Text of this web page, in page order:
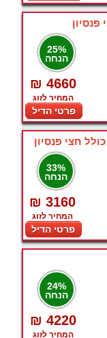
25%
הנחה
₪ 4660
המחיר לזוג
פרטי הדיל
33%
הנחה
₪ 3160
המחיר לזוג
פרטי הדיל
24%
הנחה
₪ 4220
המחיר לזוג